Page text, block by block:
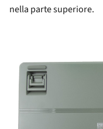
nella parte superiore.